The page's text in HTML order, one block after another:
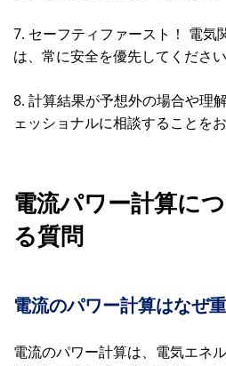
7. セーフティファースト！ 電気
は、常に安全を優先してください
8. 計算結果が予想外の場合や理
ェッショナルに相談することをお
電流パワー計算に
る質問
電流のパワー計算はなぜ
電流のパワー計算は、電気エネ